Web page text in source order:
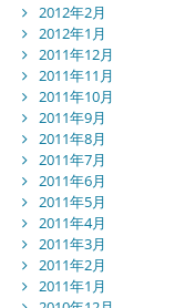
2012年2月
2012年1月
2011年12月
2011年11月
2011年10月
2011年9月
2011年8月
2011年7月
2011年6月
2011年5月
2011年4月
2011年3月
2011年2月
2011年1月